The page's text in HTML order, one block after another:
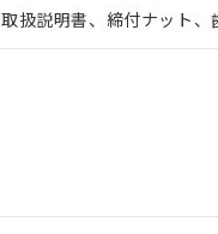
取扱説明書、締付ナット、